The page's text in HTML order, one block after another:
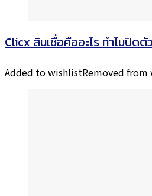
Clicx สินเชื่อคืออะไร ทำไมปิดตั
Added to wishlistRemoved